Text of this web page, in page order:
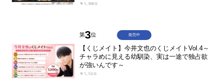
￥1,980
第3位
【くじメイト】今井文也のくじメイトVol.4～
チャラめに見える幼馴染、実は一途で独占欲
が強いんです～
￥1,100
発売中